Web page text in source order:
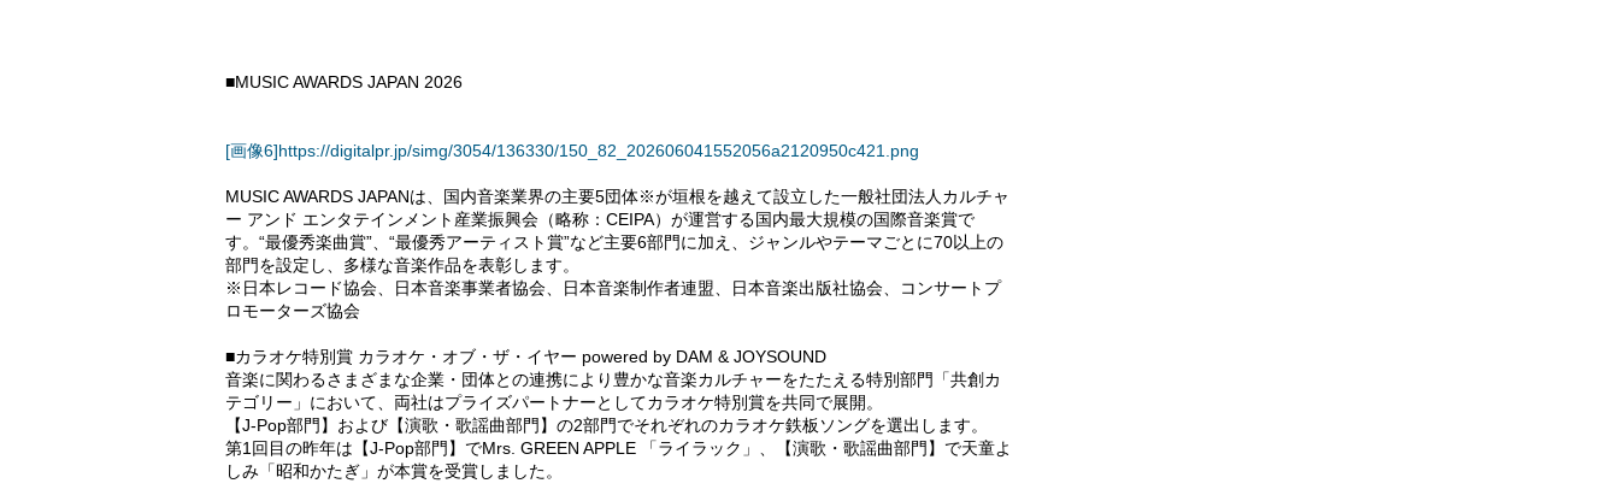
■MUSIC AWARDS JAPAN 2026
[画像6]https://digitalpr.jp/simg/3054/136330/150_82_202606041552056a2120950c421.png
MUSIC AWARDS JAPANは、国内音楽業界の主要5団体※が垣根を越えて設立した一般社団法人カルチャ
ー アンド エンタテインメント産業振興会（略称：CEIPA）が運営する国内最大規模の国際音楽賞で
す。“最優秀楽曲賞”、“最優秀アーティスト賞”など主要6部門に加え、ジャンルやテーマごとに70以上の
部門を設定し、多様な音楽作品を表彰します。
※日本レコード協会、日本音楽事業者協会、日本音楽制作者連盟、日本音楽出版社協会、コンサートプ
ロモーターズ協会
■カラオケ特別賞 カラオケ・オブ・ザ・イヤー powered by DAM & JOYSOUND
音楽に関わるさまざまな企業・団体との連携により豊かな音楽カルチャーをたたえる特別部門「共創カ
テゴリー」において、両社はプライズパートナーとしてカラオケ特別賞を共同で展開。
【J-Pop部門】および【演歌・歌謡曲部門】の2部門でそれぞれのカラオケ鉄板ソングを選出します。
第1回目の昨年は【J-Pop部門】でMrs. GREEN APPLE 「ライラック」、【演歌・歌謡曲部門】で天童よ
しみ「昭和かたぎ」が本賞を受賞しました。